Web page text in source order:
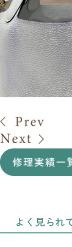
よく見られ